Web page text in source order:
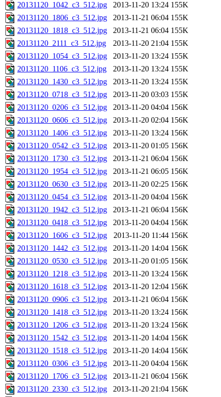
20131120_1042_c3_512.jpg
2013-11-20 13:24 155K
20131120_1806_c3_512.jpg
2013-11-21 06:04 155K
20131120_1818_c3_512.jpg
2013-11-21 06:04 155K
20131120_2111_c3_512.jpg
2013-11-20 21:04 155K
20131120_1054_c3_512.jpg
2013-11-20 13:24 155K
20131120_1106_c3_512.jpg
2013-11-20 13:24 155K
20131120_1430_c3_512.jpg
2013-11-20 13:24 155K
20131120_0718_c3_512.jpg
2013-11-20 03:03 155K
20131120_0206_c3_512.jpg
2013-11-20 04:04 156K
20131120_0606_c3_512.jpg
2013-11-20 02:04 156K
20131120_1406_c3_512.jpg
2013-11-20 13:24 156K
20131120_0542_c3_512.jpg
2013-11-20 01:05 156K
20131120_1730_c3_512.jpg
2013-11-21 06:04 156K
20131120_1954_c3_512.jpg
2013-11-21 06:05 156K
20131120_0630_c3_512.jpg
2013-11-20 02:25 156K
20131120_0454_c3_512.jpg
2013-11-20 04:04 156K
20131120_1942_c3_512.jpg
2013-11-21 06:04 156K
20131120_0418_c3_512.jpg
2013-11-20 04:04 156K
20131120_1606_c3_512.jpg
2013-11-20 11:44 156K
20131120_1442_c3_512.jpg
2013-11-20 14:04 156K
20131120_0530_c3_512.jpg
2013-11-20 01:05 156K
20131120_1218_c3_512.jpg
2013-11-20 13:24 156K
20131120_1618_c3_512.jpg
2013-11-20 12:04 156K
20131120_0906_c3_512.jpg
2013-11-21 06:04 156K
20131120_1418_c3_512.jpg
2013-11-20 13:24 156K
20131120_1206_c3_512.jpg
2013-11-20 13:24 156K
20131120_1542_c3_512.jpg
2013-11-20 14:04 156K
20131120_1518_c3_512.jpg
2013-11-20 14:04 156K
20131120_0306_c3_512.jpg
2013-11-20 04:04 156K
20131120_1706_c3_512.jpg
2013-11-21 06:04 156K
20131120_2330_c3_512.jpg
2013-11-20 21:04 156K